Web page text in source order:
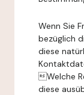
Wenn Sie
bezüglich
diese
Welche
diese